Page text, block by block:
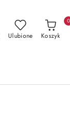
Ulubione Koszyk
0